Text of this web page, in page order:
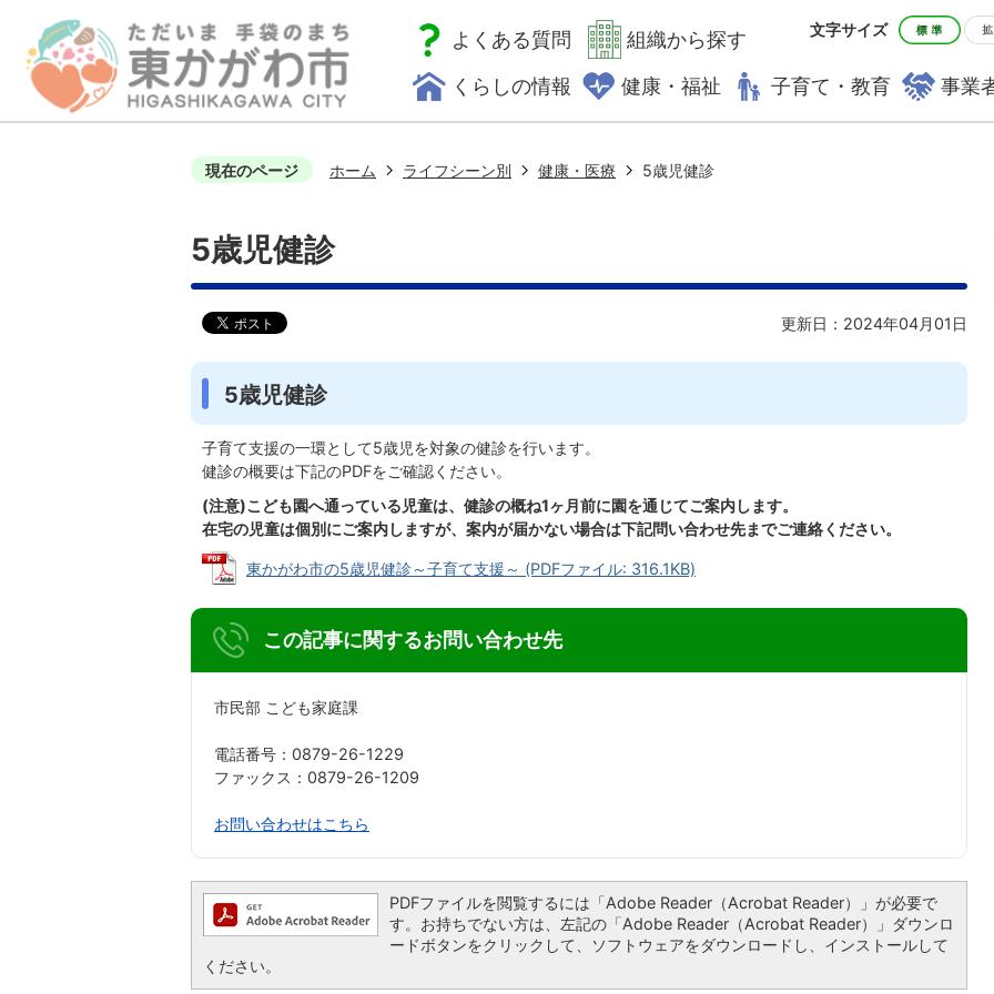
文字サイズ
よくある質問
組織から探す
くらしの情報
健康・福祉 子育て・教育 事業
現在のページ ホーム ライフシーン別 健康・医療 5歳児健診
5歳児健診
更新日：2024年04月01日
5歳児健診
子育て支援の一環として5歳児を対象の健診を行います。
健診の概要は下記のPDFをご確認ください。
(注意)こども園へ通っている児童は、健診の概ね1ヶ月前に園を通じてご案内します。
在宅の児童は個別にご案内しますが、案内が届かない場合は下記問い合わせ先までご連絡ください。
東かがわ市の5歳児健診～子育て支援～ (PDFファイル: 316.1KB)
この記事に関するお問い合わせ先
市民部 こども家庭課
電話番号：0879-26-1229
ファックス：0879-26-1209
お問い合わせはこちら
PDFファイルを閲覧するには「Adobe Reader（Acrobat Reader）」が必要で
す。お持ちでない方は、左記の「Adobe Reader（Acrobat Reader）」ダウンロ
ードボタンをクリックして、ソフトウェアをダウンロードし、インストールして
ください。